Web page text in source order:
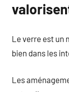
Le verre est un
bien dans les
Les